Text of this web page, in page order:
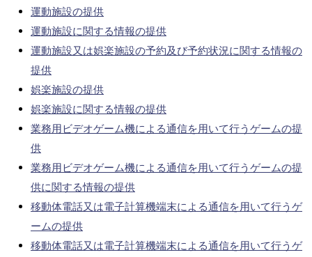
運動施設の提供
運動施設に関する情報の提供
運動施設又は娯楽施設の予約及び予約状況に関する情報の
提供
娯楽施設の提供
娯楽施設に関する情報の提供
業務用ビデオゲーム機による通信を用いて行うゲームの提
供
業務用ビデオゲーム機による通信を用いて行うゲームの提
供に関する情報の提供
移動体電話又は電子計算機端末による通信を用いて行うゲ
ームの提供
移動体電話又は電子計算機端末による通信を用いて行うゲ